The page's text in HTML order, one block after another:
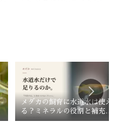
メダカの飼育に水道水は使え
る？ミネラルの役割と補充が
必要な場面